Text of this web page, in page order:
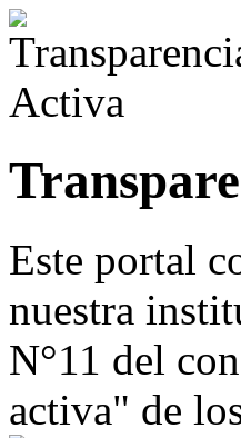
Este portal
nuestra
N°11 del
activa" de